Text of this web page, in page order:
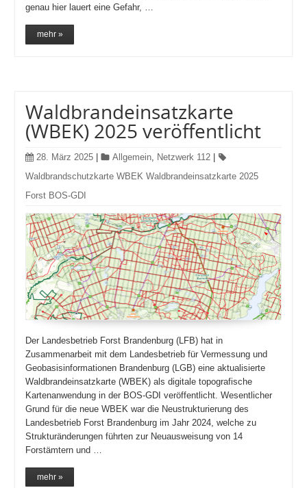
genau hier lauert eine Gefahr, …
mehr »
Waldbrandeinsatzkarte
(WBEK) 2025 veröffentlicht
28. März 2025 | Allgemein Netzwerk 112 |
Waldbrandschutzkarte WBEK Waldbrandeinsatzkarte 2025
Forst BOS-GDI
Der Landesbetrieb Forst Brandenburg (LFB) hat in
Zusammenarbeit mit dem Landesbetrieb für Vermessung und
Geobasisinformationen Brandenburg (LGB) eine aktualisierte
Waldbrandeinsatzkarte (WBEK) als digitale topografische
Kartenanwendung in der BOS-GDI veröffentlicht. Wesentlicher
Grund für die neue WBEK war die Neustrukturierung des
Landesbetrieb Forst Brandenburg im Jahr 2024, welche zu
Strukturänderungen führten zur Neuausweisung von 14
Forstämtern und …
mehr »